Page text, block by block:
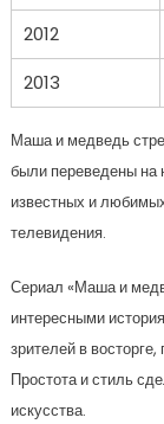
2012
2013
Маша и медведь
были переведены на
известных и
телевидения.
Сериал «Маша и
интересными
зрителей в
Простота и стиль
искусства.